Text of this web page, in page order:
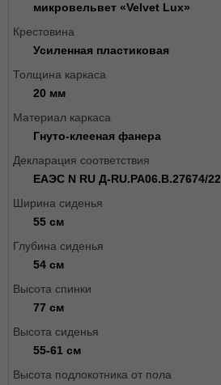
микровельвет «Velvet Lux»
Крестовина
Усиленная пластиковая
Толщина каркаса
20 мм
Материал каркаса
Гнуто-клееная фанера
Декларация соответствия
ЕАЭС N RU Д-RU.РА06.В.27674/22
Ширина сиденья
55 см
Глубина сиденья
54 см
Высота спинки
77 см
Высота сиденья
55-61 см
Высота подлокотника от пола